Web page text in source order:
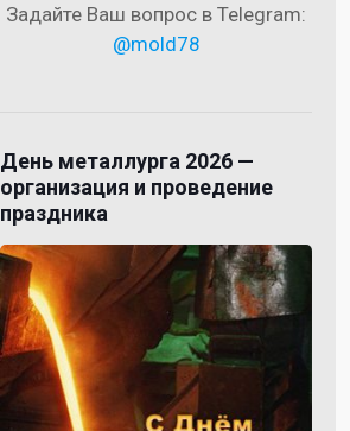
Задайте Ваш вопрос в Telegram:
@mold78
День металлурга 2026 —
организация и проведение
праздника